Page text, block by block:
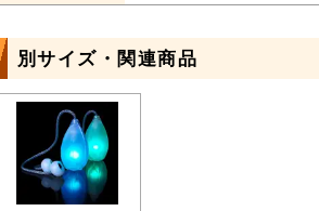
別サイズ・関連商品